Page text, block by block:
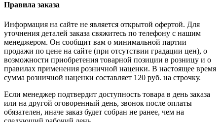
Правила заказа
Информация на сайте не является открытой офертой. Для
уточнения деталей заказа свяжитесь по телефону с нашим
менеджером. Он сообщит вам о минимальной партии
продажи по цене на сайте (при отсутствии градации цен), о
возможности приобретения товарной позиции в розницу и о
правилах применения розничной наценки. В настоящее время
сумма розничной наценки составляет 120 руб. на строчку.
Если менеджер подтвердит доступность товара в день заказа
или на другой оговоренный день, звонок после оплаты
обязателен, иначе заказ будет собран не ранее, чем на